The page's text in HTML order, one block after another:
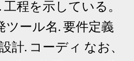
程を示している。
ツール名. 要件定義
計. コーディ なお、